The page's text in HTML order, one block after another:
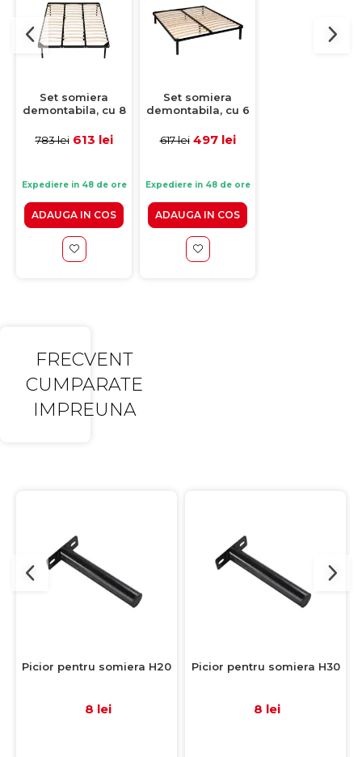
Set somiera
demontabila, cu 8
200x200 cm
783 lei 613 lei
Expediere in 48 de ore
ADAUGA IN COS
Set somiera
demontabila, cu 6
160x200 cm
617 lei 497 lei
Expediere in 48 de ore
ADAUGA IN COS
FRECVENT
CUMPARATE
IMPREUNA
Picior pentru somiera H20
8 lei
Picior pentru somiera H30
8 lei